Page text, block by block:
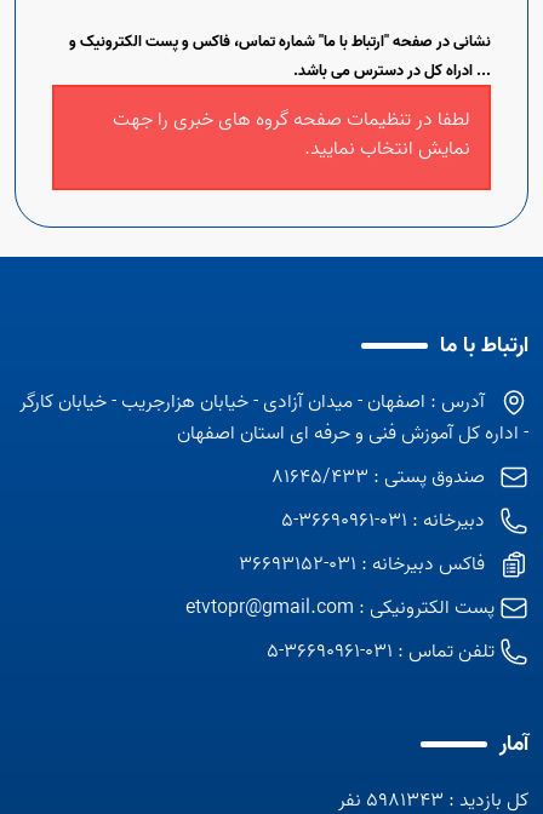
نشانیدر صفحه "ارتباط با ما" شماره تماس، فاکس و پست الکترونیک و
... ادراه کل در دسترس می باشد.
لطفا در تنظیمات صفحه گروه های خبری را جهت
نمایش انتخاب نمایید.
ارتباط با ما
آدرس : اصفهان - میدان آزادی - خیابان هزارجریب - خیابان کارگر
- اداره کل آموزش فنی و حرفه ای استان اصفهان
صندوق پستی : 81645/433
دبیرخانه : 031-36690961-5
فاکس دبیرخانه : 031-36693152
پست الکترونیکی : etvtopr@gmail.com
تلفن تماس : 031-36690961-5
آمار
کل بازدید : 5981343 نفر